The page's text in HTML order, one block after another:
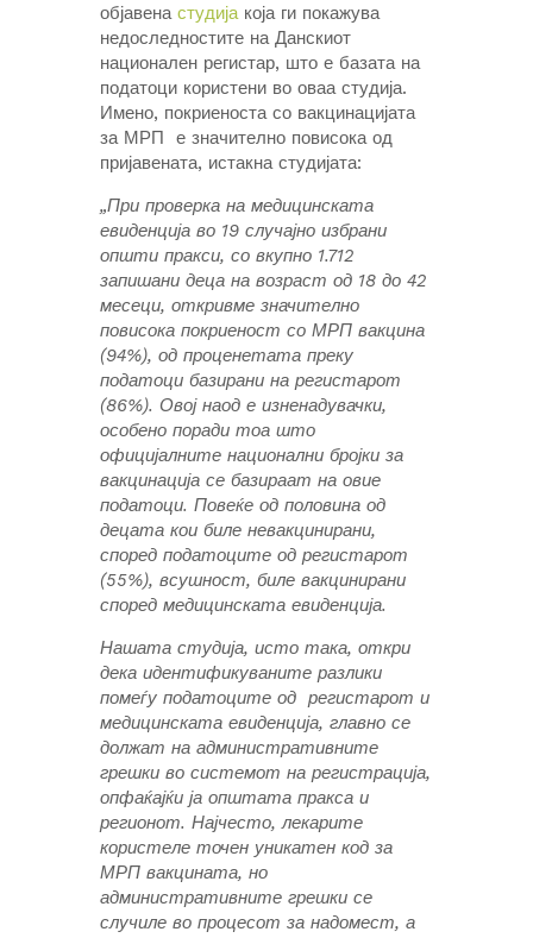
објавена студијакоја ги покажува
недоследностите на Данскиот
национален регистар, што е базата на
податоци користени во оваа студија.
Имено, покриеноста со вакцинацијата
за МРП е значително повисока од
пријавената, истакна студијата:
„При проверка на медицинската
евиденција во 19 случајно избрани
општи пракси, со вкупно 1.712
запишани деца на возраст од 18 до 42
месеци, откривме значително
повисока покриеност со МРП вакцина
(94%), од проценетата преку
податоци базирани на регистарот
(86%). Овој наод е изненадувачки,
особено поради тоа што
официјалните национални бројки за
вакцинација се базираат на овие
податоци. Повеќе од половина од
децата кои биле невакцинирани,
според податоците од регистарот
(55%), всушност, биле вакцинирани
според медицинската евиденција.
Нашата студија, исто така, откри
дека идентификуваните разлики
помеѓу податоците од регистарот и
медицинската евиденција, главно се
должат на административните
грешки во системот на регистрација,
опфаќајќи ја општата пракса и
регионот. Најчесто, лекарите
користеле точен уникатен код за
МРП вакцината, но
административните грешки се
случиле во процесот за надомест, а